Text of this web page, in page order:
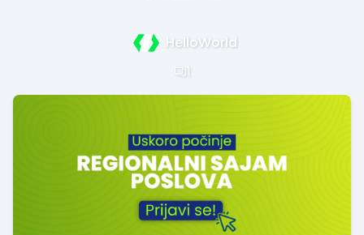
HelloWorld
1